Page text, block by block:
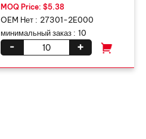
MOQ Price: $5.38
OEM Нет : 27301-2E000
минимальный заказ : 10
+
-